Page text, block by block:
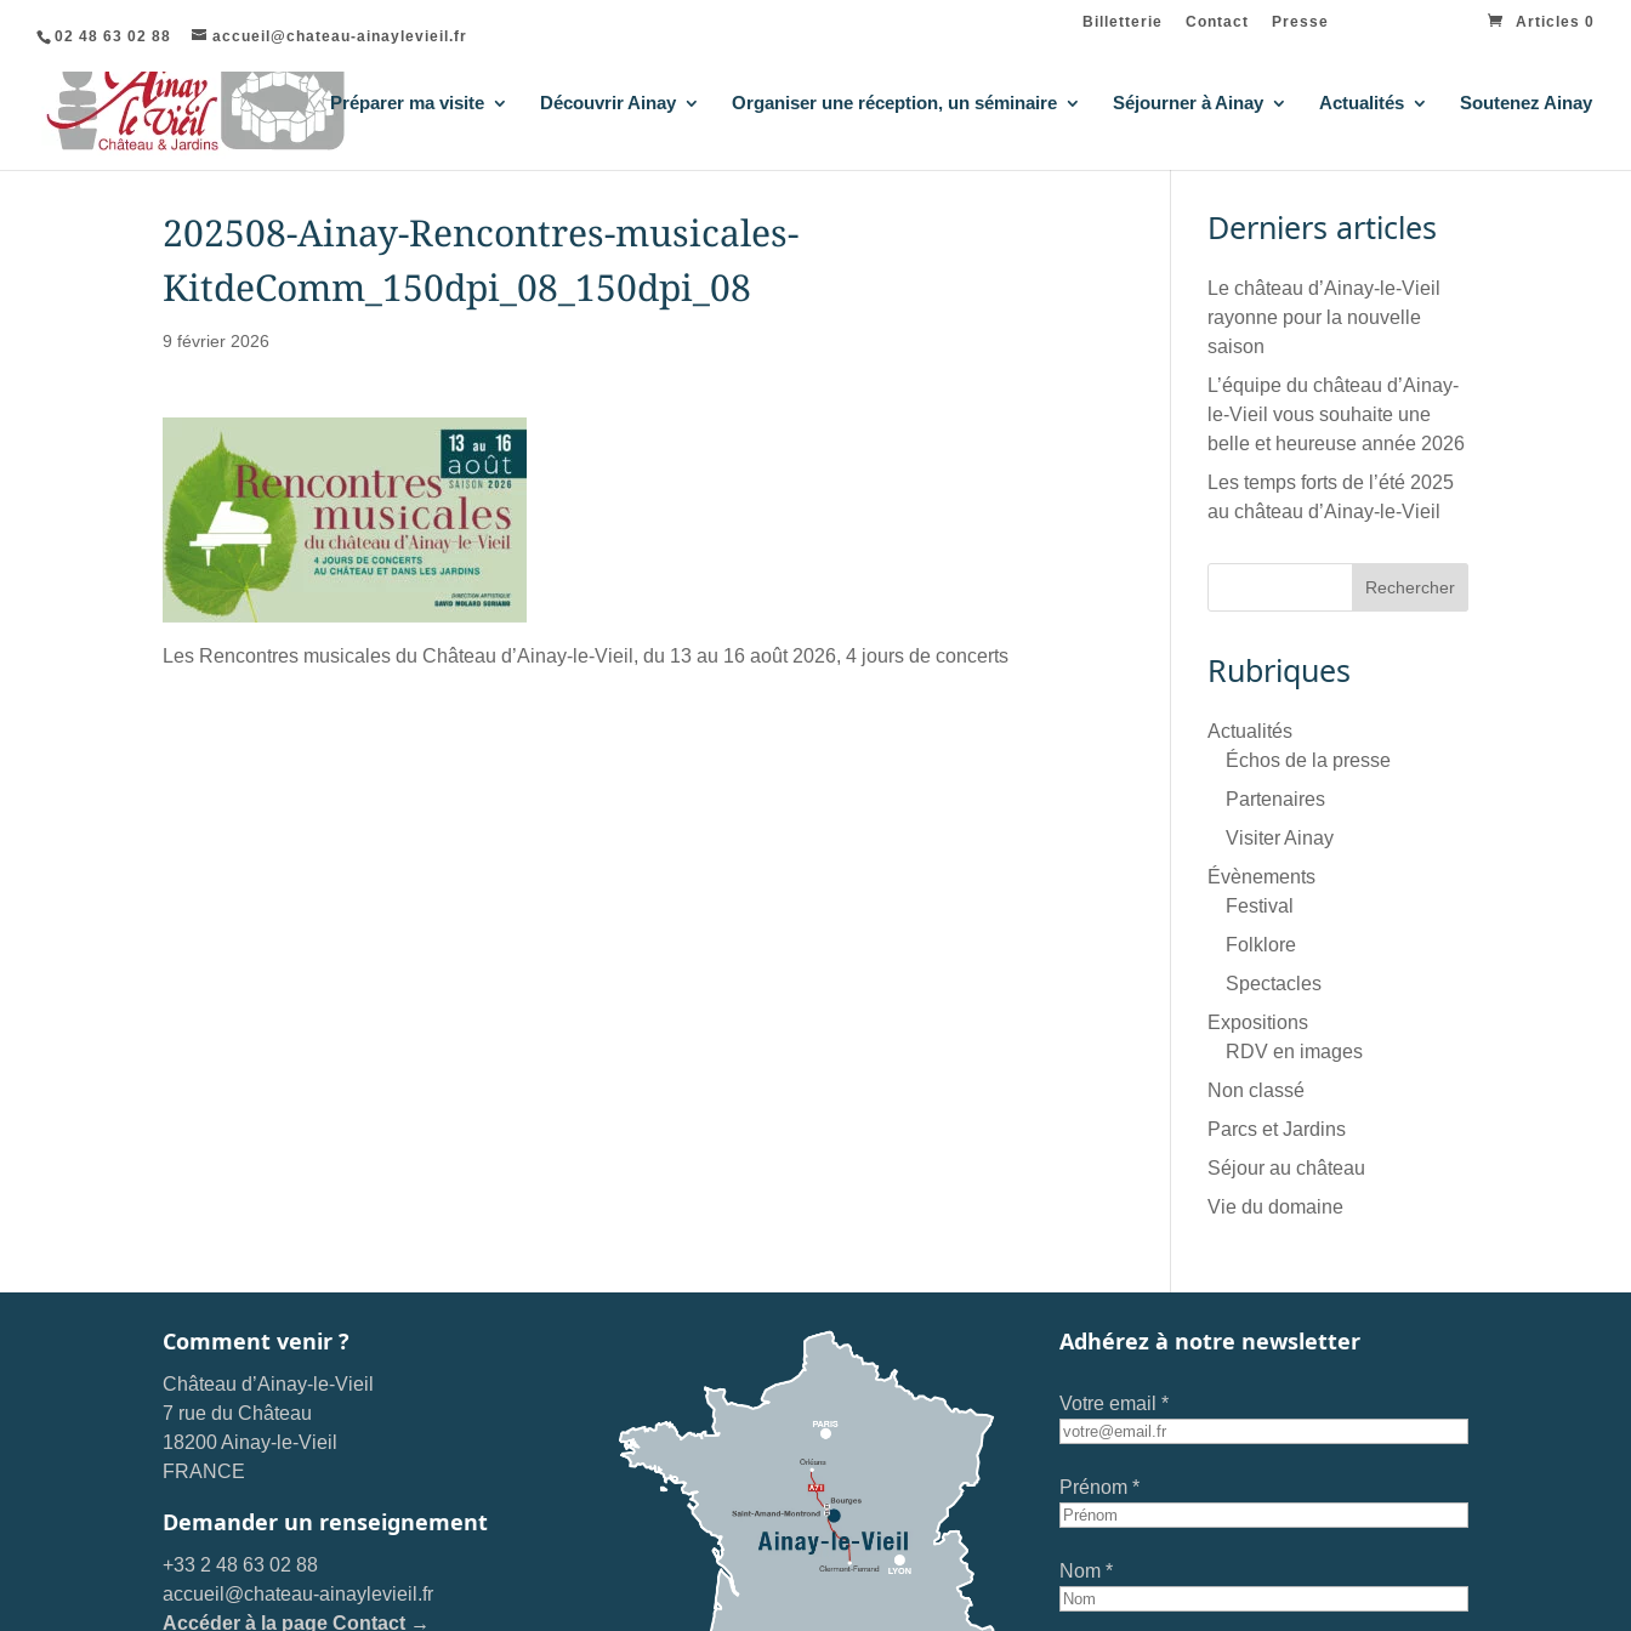
02 48 63 02 88 accueil@chateau-ainaylevieil.fr
Billetterie Contact Presse Articles 0
Préparer ma visite Découvrir Ainay Organiser une réception, un séminaire Séjourner à Ainay Actualités Soutenez Ainay
202508-Ainay-Rencontres-musicales-
KitdeComm_150dpi_08_150dpi_08
9 février 2026
Les Rencontres musicales du Château d’Ainay-le-Vieil, du 13 au 16 août 2026, 4 jours de concerts
Derniers articles
Le château d’Ainay-le-Vieil
rayonne pour la nouvelle
saison
L’équipe du château d’Ainay-
le-Vieil vous souhaite une
belle et heureuse année 2026
Les temps forts de l’été 2025
au château d’Ainay-le-Vieil
Rubriques
Actualités
Échos de la presse
Partenaires
Visiter Ainay
Évènements
Festival
Folklore
Spectacles
Expositions
RDV en images
Non classé
Parcs et Jardins
Séjour au château
Vie du domaine
Comment venir ?
Château d’Ainay-le-Vieil
7 rue du Château
18200 Ainay-le-Vieil
FRANCE
Demander un renseignement
+33 2 48 63 02 88
accueil@chateau-ainaylevieil.fr
Accéder à la page Contact →
Adhérez à notre newsletter
Votre email *
Prénom *
Nom *